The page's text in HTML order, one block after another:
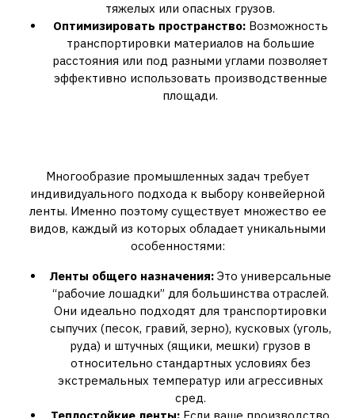
тяжелых или опасных грузов.
Оптимизировать пространство:Возможность
транспортировки материалов на большие
расстояния или под разными углами позволяет
эффективно использовать производственные
площади.
Многообразие промышленных задач требует
индивидуального подхода к выбору конвейерной
ленты. Именно поэтому существует множество ее
видов, каждый из которых обладает уникальными
особенностями:
Ленты общего назначения: Это универсальные
“рабочие лошадки” для большинства отраслей.
Они идеально подходят для транспортировки
сыпучих (песок, гравий, зерно), кусковых (уголь,
руда) и штучных (ящики, мешки) грузов в
относительно стандартных условиях без
экстремальных температур или агрессивных
сред.